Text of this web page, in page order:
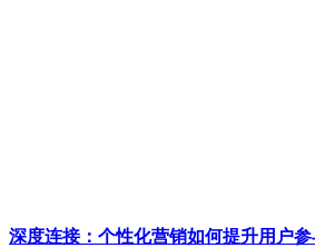
深度连接：个性化营销如何提升用户